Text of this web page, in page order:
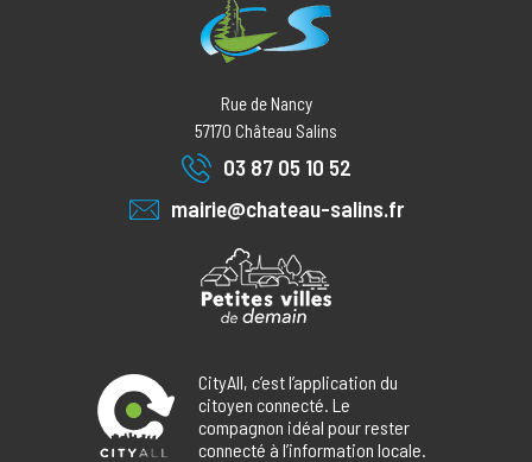
Rue de Nancy
57170 Château Salins
03 87 05 10 52
mairie@chateau-salins.fr
CityAll, c’est l’application du
citoyen connecté. Le
compagnon idéal pour rester
connecté à l’information locale.